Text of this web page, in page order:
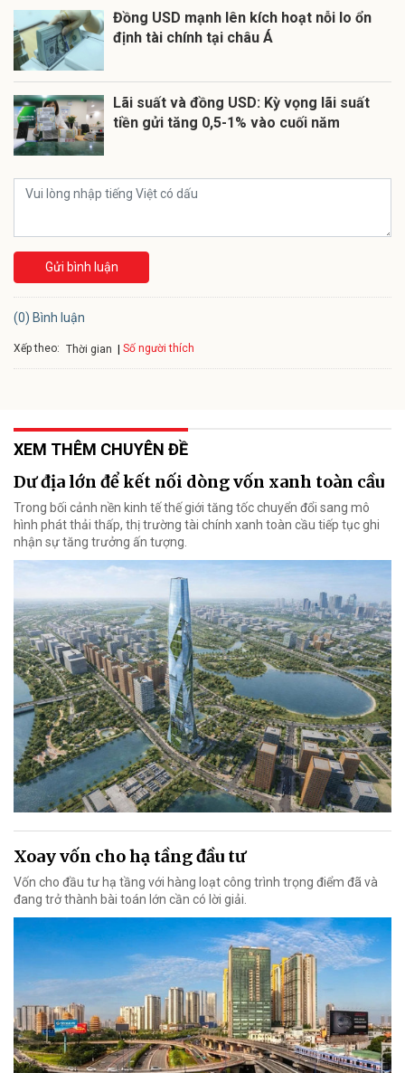
Đồng USD mạnh lên kích hoạt nỗi lo ổn
định tài chính tại châu Á
Lãi suất và đồng USD: Kỳ vọng lãi suất
tiền gửi tăng 0,5-1% vào cuối năm
Gửi bình luận
(0) Bình luận
Xếp theo: Thời gian Số người thích
XEM THÊM CHUYÊN ĐỀ
Dư địa lớn để kết nối dòng vốn xanh toàn cầu
Trong bối cảnh nền kinh tế thế giới tăng tốc chuyển đổi sang mô
hình phát thải thấp, thị trường tài chính xanh toàn cầu tiếp tục ghi
nhận sự tăng trưởng ấn tượng.
Xoay vốn cho hạ tầng đầu tư
Vốn cho đầu tư hạ tầng với hàng loạt công trình trọng điểm đã và
đang trở thành bài toán lớn cần có lời giải.